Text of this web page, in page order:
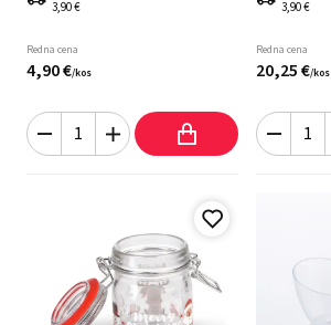
3,90 €
Redna cena
4,90€/kos
3,90 €
Redna cena
20,25€/kos